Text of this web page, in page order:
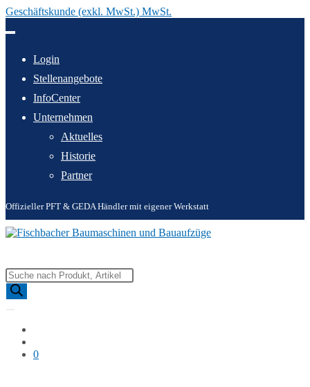
Geschäftskunde (exkl. MwSt.) MwSt.
Inhalt
Login
Stellenangebote
InfoCenter
Unternehmen
Aktuelles
Historie
Partner
Offizieller PFT & GEDA Händler mit eigener Werkstatt
Products
search
0